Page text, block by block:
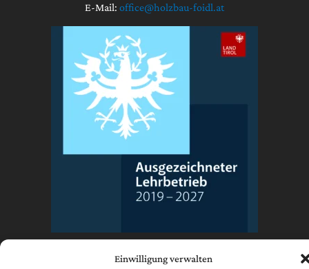
Einwilligung verwalten
E-Mail: office@holzbau-foidl.at
Datenschutzerklärung